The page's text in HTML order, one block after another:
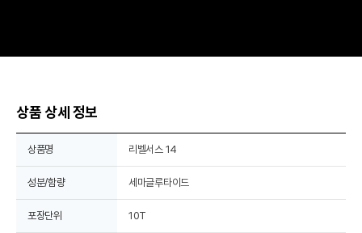
상품 상세 정보
상품명 리벨서스 14
성분/함량 세마글루타이드
포장단위 10T